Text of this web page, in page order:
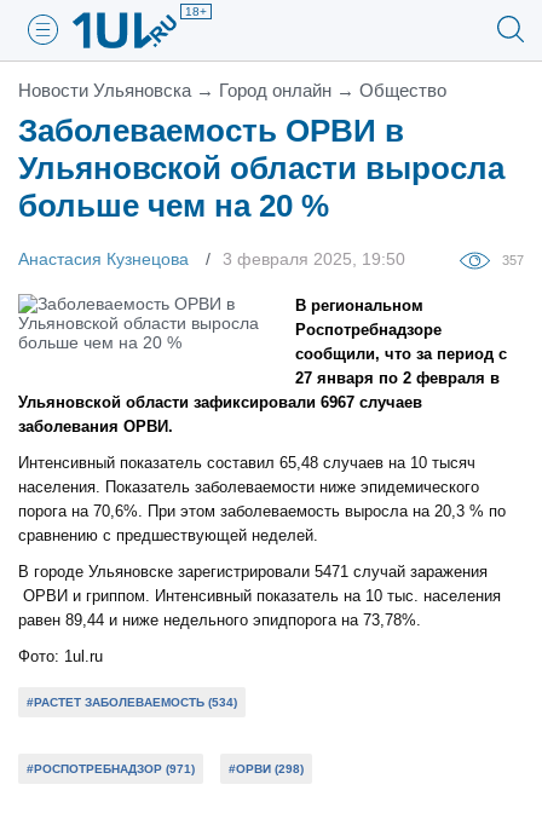
18+
Новости Ульяновска → Город онлайн → Общество
Заболеваемость ОРВИ в
Ульяновской области выросла
больше чем на 20 %
Анастасия Кузнецова 3 февраля 2025, 19:50 357
В региональном
Роспотребнадзоре
сообщили, что за период с
27 января по 2 февраля в
Ульяновской области зафиксировали 6967 случаев
заболевания ОРВИ.
Интенсивный показатель составил 65,48 случаев на 10 тысяч
населения. Показатель заболеваемости ниже эпидемического
порога на 70,6%. При этом заболеваемость выросла на 20,3 % по
сравнению с предшествующей неделей.
В городе Ульяновске зарегистрировали 5471 случай заражения
ОРВИ и гриппом. Интенсивный показатель на 10 тыс. населения
равен 89,44 и ниже недельного эпидпорога на 73,78%.
Фото: 1ul.ru
#РАСТЕТ ЗАБОЛЕВАЕМОСТЬ (534)
#РОСПОТРЕБНАДЗОР (971) #ОРВИ (298)